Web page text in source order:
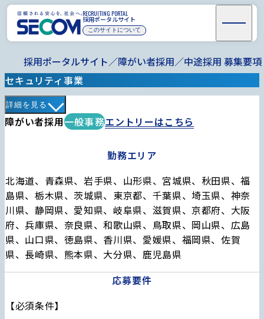
RECRUITING PORTAL
採用ポータルサイト
このサイトについて
採用ポータルサイト 障がい者採用 中途採用 募集要項
募集要項
セキュリティ事業
詳細を見る
障がい者採用一般事務エントリーはこちら
勤務エリア
北海道、青森県、岩手県、山形県、宮城県、秋田県、福
島県、栃木県、茨城県、東京都、千葉県、埼玉県、神奈
川県、静岡県、愛知県、岐阜県、滋賀県、京都府、大阪
府、兵庫県、奈良県、和歌山県、鳥取県、岡山県、広島
県、山口県、徳島県、香川県、愛媛県、福岡県、佐賀
県、長崎県、熊本県、大分県、鹿児島県
応募要件
【必須条件】
RECRUITING PORTAL
採用ポータルサイトトップページ
セコムグループの事業
ビジョン
セコムの言葉
セコムグループのスケール
セコムが成し遂げてきたこと
働きやすさの推進
採用への想い
新卒中途高校生
就活生必見！
secom_recruit
“ほっこり”が
届く
こむこむせこ
む
最新を動画で